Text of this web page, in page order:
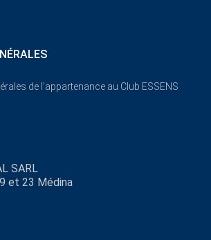
de l’appartenance au Club ESSENS
SARL
et 23 Médina